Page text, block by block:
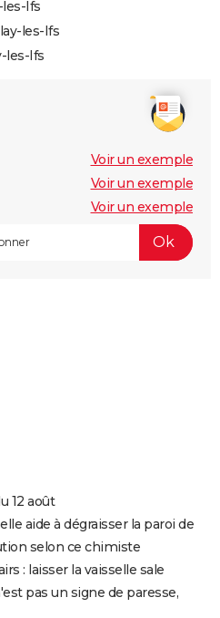
les-Ifs
les-Ifs
les-Ifs
Voir un exemple
Voir un exemple
Voir un exemple
12 août
aide à dégraisser la paroi de
selon ce chimiste
: laisser la vaisselle sale
pas un signe de paresse,